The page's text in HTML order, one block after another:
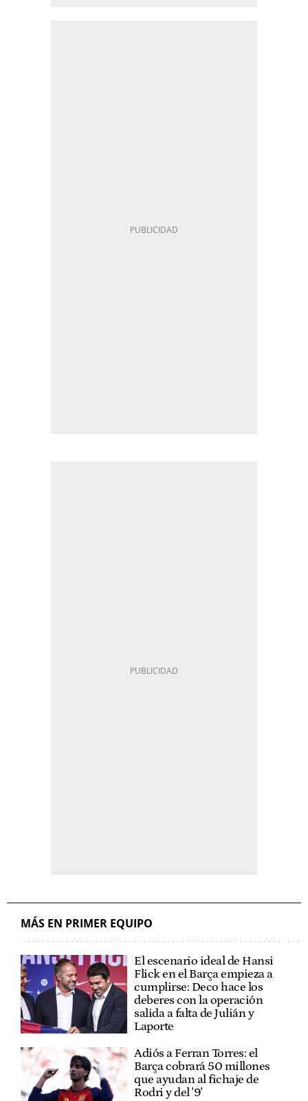
MÁS EN PRIMER EQUIPO
El escenario ideal de Hansi
Flick en el Barça empieza a
cumplirse: Deco hace los
deberes con la operación
salida a falta de Julián y
Laporte
Adiós a Ferran Torres: el
Barça cobrará 50 millones
que ayudan al fichaje de
Rodri y del '9'